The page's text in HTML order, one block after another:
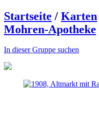
Startseite / Karten
Mohren-Apotheke
In dieser Gruppe suchen